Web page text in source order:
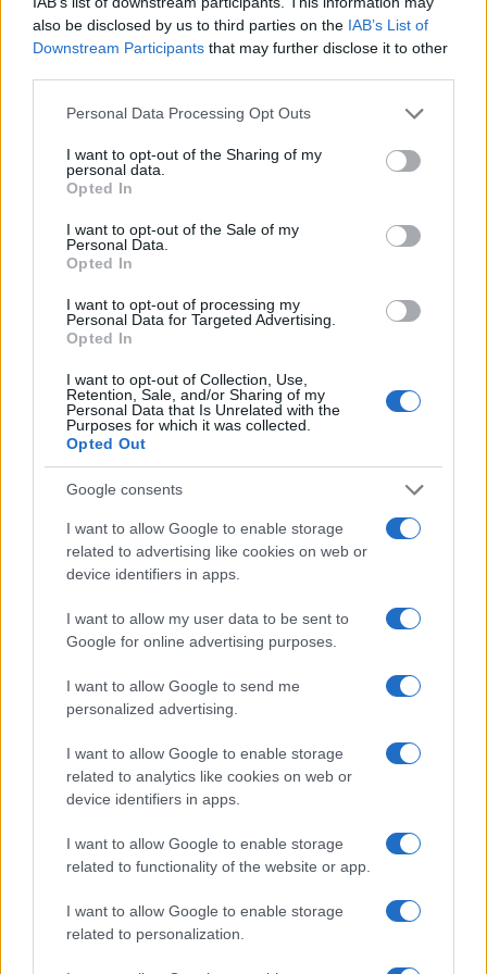
also be disclosed by us to third parties on the IAB’s List of
Downstream Participants that may further disclose it to other
Please note that this website/app uses one or more Google
not limited to your visit or usage behaviour. You may click to
grant or deny consent to Google and its third-party tags to
use your data for below specified purposes in below Google
consent section.
Personal Data Processing Opt Outs
I want to opt-out of the Sharing of my
personal data.
Opted In
I want to opt-out of the Sale of my
Personal Data.
Opted In
I want to opt-out of processing my
Personal Data for Targeted Advertising.
Opted In
I want to opt-out of Collection, Use,
Retention, Sale, and/or Sharing of my
Personal Data that Is Unrelated with the
Purposes for which it was collected.
Opted Out
Google consents
I want to allow Google to enable storage
related to advertising like cookies on web or
device identifiers in apps.
I want to allow my user data to be sent to
Google for online advertising purposes.
I want to allow Google to send me
personalized advertising.
I want to allow Google to enable storage
related to analytics like cookies on web or
device identifiers in apps.
I want to allow Google to enable storage
related to functionality of the website or app.
I want to allow Google to enable storage
related to personalization.
Sigue leyendo
FINANZAS
Identifica y elimina suscripciones, fees y compras impulsivas
FINANZAS